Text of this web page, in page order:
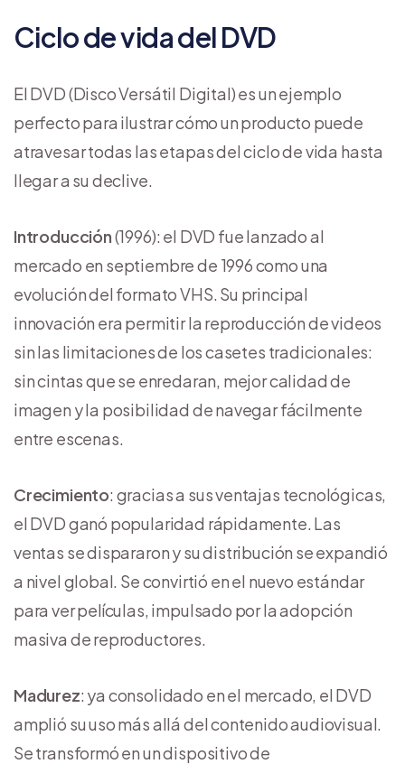
Ciclo de vida del DVD
El DVD (Disco Versátil Digital) es un ejemplo
perfecto para ilustrar cómo un producto puede
atravesar todas las etapas del ciclo de vida hasta
llegar a su declive.
Introducción(1996): el DVD fue lanzado al
mercado en septiembre de 1996 como una
evolución del formato VHS. Su principal
innovación era permitir la reproducción de videos
sin las limitaciones de los casetes tradicionales:
sin cintas que se enredaran, mejor calidad de
imagen y la posibilidad de navegar fácilmente
entre escenas.
Crecimiento: gracias a sus ventajas tecnológicas,
el DVD ganó popularidad rápidamente. Las
ventas se dispararon y su distribución se expandió
a nivel global. Se convirtió en el nuevo estándar
para ver películas, impulsado por la adopción
masiva de reproductores.
Madurez: ya consolidado en el mercado, el DVD
amplió su uso más allá del contenido audiovisual.
Se transformó en un dispositivo de